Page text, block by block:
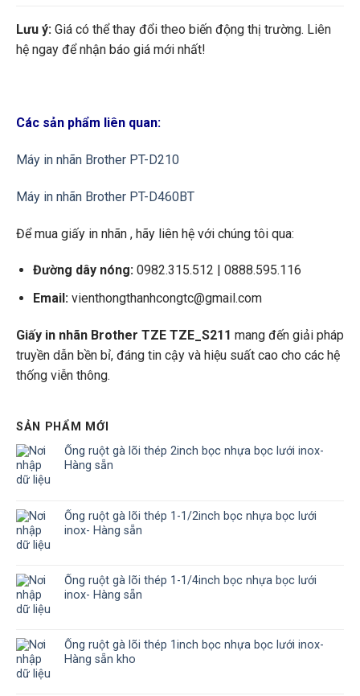
Lưu ý:Giá có thể thay đổi theo biến động thị trường. Liên
hệ ngay để nhận báo giá mới nhất!
Các sản phẩm liên quan:
Máy in nhãn Brother PT-D210
Máy in nhãn Brother PT-D460BT
Để mua giấy in nhãn , hãy liên hệ với chúng tôi qua:
Đường dây nóng:0982.315.512 | 0888.595.116
Email:vienthongthanhcongtc@gmail.com
Giấy in nhãn Brother TZE TZE_S211 mang đến giải pháp
truyền dẫn bền bỉ, đáng tin cậy và hiệu suất cao cho các hệ
thống viễn thông.
SẢN PHẨM MỚI
Ống ruột gà lõi thép 2inch bọc nhựa bọc lưới inox-
Hàng sẵn
Ống ruột gà lõi thép 1-1/2inch bọc nhựa bọc lưới
inox- Hàng sẵn
Ống ruột gà lõi thép 1-1/4inch bọc nhựa bọc lưới
inox- Hàng sẵn
Ống ruột gà lõi thép 1inch bọc nhựa bọc lưới inox-
Hàng sẵn kho